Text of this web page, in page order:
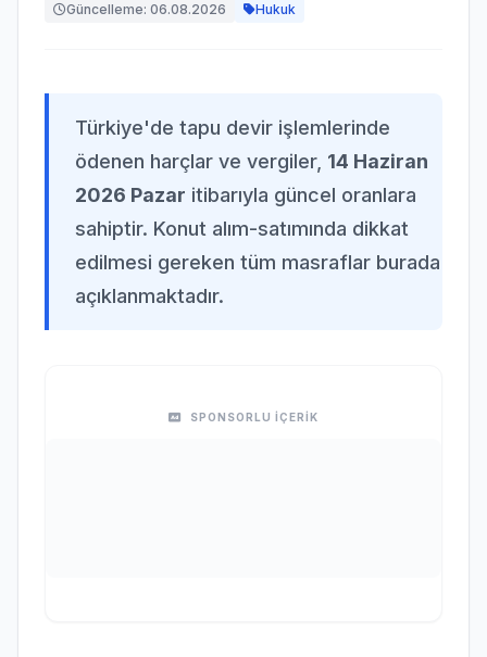
Güncelleme: 06.08.2026 Hukuk
Türkiye'de tapu devir işlemlerinde
ödenen harçlar ve vergiler, 14 Haziran
2026 Pazar itibarıyla güncel oranlara
sahiptir. Konut alım-satımında dikkat
edilmesi gereken tüm masraflar burada
açıklanmaktadır.
SPONSORLU İÇERİK